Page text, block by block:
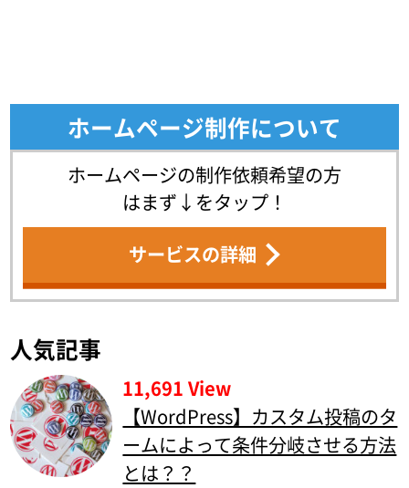
ホームページ制作について
ホームページの制作依頼希望の方
はまず↓をタップ！
サービスの詳細
人気記事
11,691 View
【WordPress】カスタム投稿のタ
ームによって条件分岐させる方法
とは？？